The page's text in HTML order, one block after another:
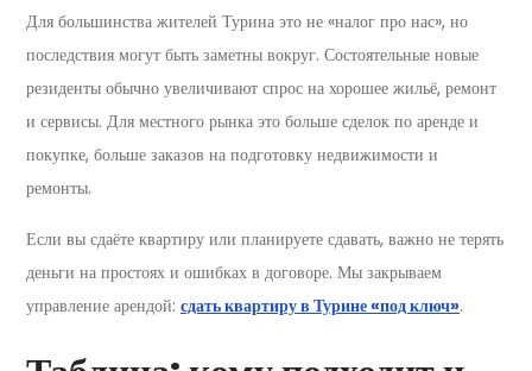
Для большинства жителей Турина это не «налог про нас», но
последствия могут быть заметны вокруг. Состоятельные новые
резиденты обычно увеличивают спрос на хорошее жильё, ремонт
и сервисы. Для местного рынка это больше сделок по аренде и
покупке, больше заказов на подготовку недвижимости и
ремонты.
Если вы сдаёте квартиру или планируете сдавать, важно не терять
деньги на простоях и ошибках в договоре. Мы закрываем
управление арендой: сдать квартиру в Турине «под ключ».